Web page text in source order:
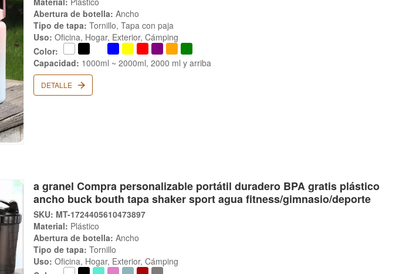
Abertura de botella: Ancho
Tipo de tapa: Tornillo, Tapa con paja
Uso: Oficina, Hogar, Exterior, Cámping
Color:
Capacidad: 1000ml ~ 2000ml, 2000 ml y arriba
DETALLE
a granel Compra personalizable portátil duradero BPA gratis plástico
ancho buck bouth tapa shaker sport agua fitness/gimnasio/deporte
SKU: MT-1724405610473897
Material: Plástico
Abertura de botella: Ancho
Tipo de tapa: Tornillo
Uso: Oficina, Hogar, Exterior, Cámping